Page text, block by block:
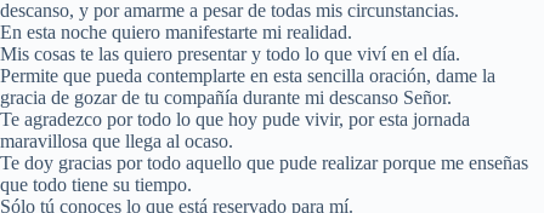
descanso, y por amarme a pesar de todas mis circunstancias.
En esta noche quiero manifestarte mi realidad.
Mis cosas te las quiero presentar y todo lo que viví en el día.
Permite que pueda contemplarte en esta sencilla oración, dame la
gracia de gozar de tu compañía durante mi descanso Señor.
Te agradezco por todo lo que hoy pude vivir, por esta jornada
maravillosa que llega al ocaso.
Te doy gracias por todo aquello que pude realizar porque me enseñas
que todo tiene su tiempo.
Sólo tú conoces lo que está reservado para mí.